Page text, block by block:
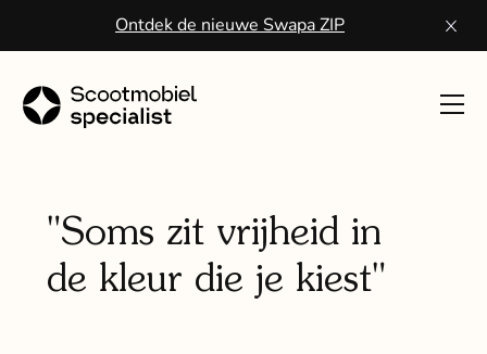
Ontdek de nieuwe Swapa ZIP
"Soms zit vrijheid in
de kleur die je kiest"